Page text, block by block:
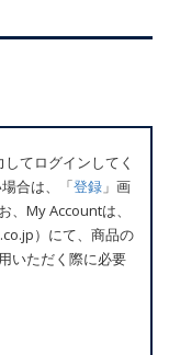
てログインしてく
合は、「登録 」画
、My Accountは、
）にて、商品の
いただく際に必要